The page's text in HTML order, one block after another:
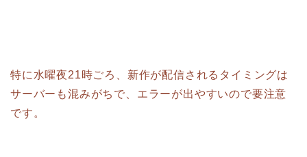
特に水曜夜21時ごろ、新作が配信されるタイミングは
サーバーも混みがちで、エラーが出やすいので要注意
です。